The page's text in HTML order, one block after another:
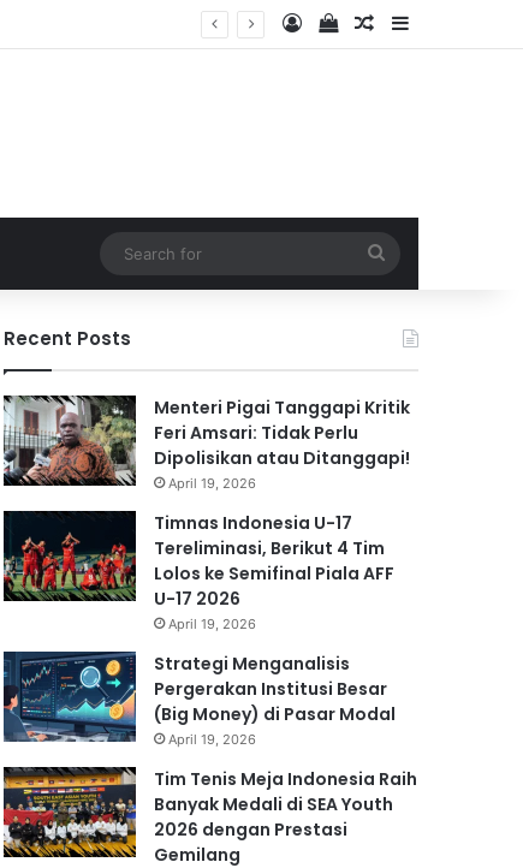
Log InView your
Random Article
Sidebar
for
Recent Posts
Menteri Pigai Tanggapi Kritik
Feri Amsari: Tidak Perlu
Dipolisikan atau Ditanggapi!
April 19, 2026
Timnas Indonesia U-17
Tereliminasi, Berikut 4 Tim
Lolos ke Semifinal Piala AFF
U-17 2026
April 19, 2026
Strategi Menganalisis
Pergerakan Institusi Besar
(Big Money) di Pasar Modal
April 19, 2026
Tim Tenis Meja Indonesia Raih
Banyak Medali di SEA Youth
2026 dengan Prestasi
Gemilang